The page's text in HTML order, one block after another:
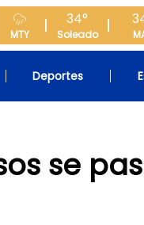
MTY
34°
Soleado
Deportes
se